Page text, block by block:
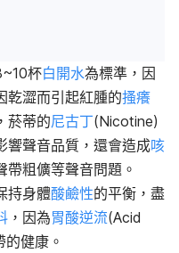
杯白開水為標準，因
乾澀而引起紅腫的搔癢
菸蒂的尼古丁(Nicotine)
響聲音品質，還會造成咳
粗儣等聲音問題。
持身體酸鹼性的平衡，盡
，因為胃酸逆流(Acid
健康。